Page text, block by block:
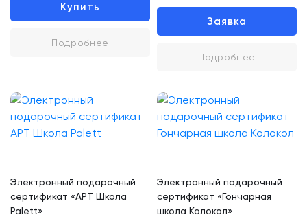
Купить
Подробнее
Заявка
Подробнее
Электронный подарочный
сертификат «АРТ Школа
Palett»
Электронный подарочный
сертификат «Гончарная
школа Колокол»